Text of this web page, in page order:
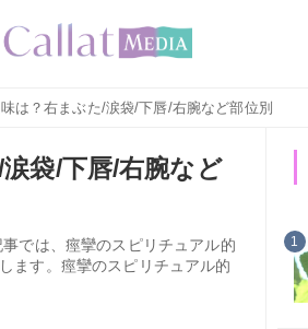
は？右まぶた/涙袋/下唇/右腕など部位別
袋/下唇/右腕など
では、痙攣のスピリチュアル的
ます。痙攣のスピリチュアル的
1